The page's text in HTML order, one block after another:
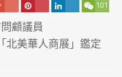
101
顧議員
北美華人商展」鑑定